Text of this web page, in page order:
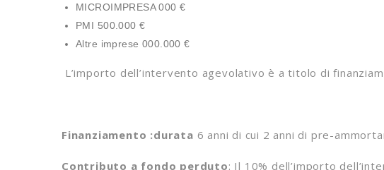
MICROIMPRESA 000 €
PMI 500.000 €
Altre imprese 000.000 €
L’importo dell’intervento agevolativo è a titolo di
Finanziamento :durata 6 anni di cui 2 anni di pre-
Contributo a fondo perduto: Il 10% dell’importo